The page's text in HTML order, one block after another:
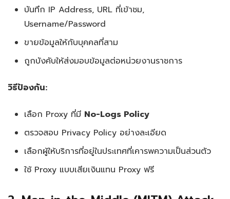
1. ใช้ Double Proxy (Proxy Chain)
3. ใช้ Tor + Proxy
4. ปิด IPv6
5. ใช้ Browser Fingerprinting Protection
บันทึก IP Address, URL ที่เข้าชม,
Username/Password
ขายข้อมูลให้กับบุคคลที่สาม
ถูกบังคับให้ส่งมอบข้อมูลต่อหน่วยงานราชการ
วิธีป้องกัน:
เลือก Proxy ที่มี No-Logs Policy
ตรวจสอบ Privacy Policy อย่างละเอียด
เลือกผู้ให้บริการที่อยู่ในประเทศที่เคารพความเป็นส่วนตัว
ใช้ Proxy แบบเสียเงินแทน Proxy ฟรี